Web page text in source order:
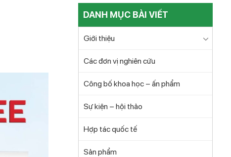
DANH MỤC BÀI VIẾT
Giới thiệu
Các đơn vị nghiên cứu
Công bố khoa học – ấn phẩm
Sự kiện – hội thảo
Hợp tác quốc tế
Sản phẩm